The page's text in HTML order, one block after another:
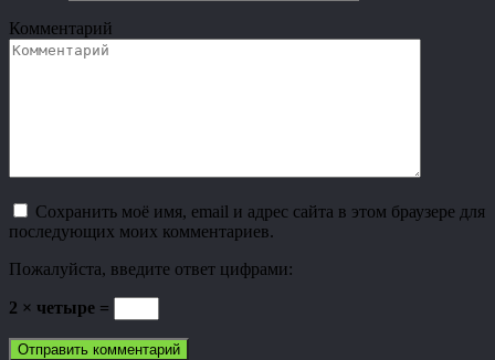
Комментарий
Сохранить моё имя, email и адрес сайта в этом браузере для
последующих моих комментариев.
Пожалуйста, введите ответ цифрами:
2 × четыре =